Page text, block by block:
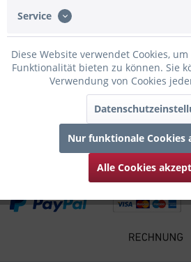
Bewertungen lesen, schreiben und
Infos zum Hersteller
Folgende Infos zum Hersteller sind
Kunden kauften auch
Kunden haben sich ebenfalls
Service
Diese Website verwendet Cookies,
Funktionalität bieten zu können. Sie
Verwendung von Cookies
Nur funktionale Cookies
Alle Cookies